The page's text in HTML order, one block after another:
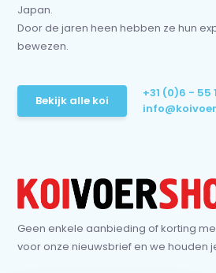
Japan.
Door de jaren heen hebben ze hun
bewezen.
Bekijk alle koi
+31 (0)6 - 55
Geen enkele aanbieding of korting
voor onze nieuwsbrief en we houden